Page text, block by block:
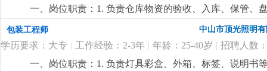
粉、喷漆、氧化、喷砂等表面处理。2. 熟悉外协加工流
成报价、对账、结算全流程，工作严谨细致，有团队合
驶。
一、岗位职责：1. 负责仓库物资的验收、入库、保管、
全。二、任职要求：1. 熟悉仓库收、发、存流程，有相
认真负责，能适应少量体力工作。薪资：5000-6000元/
包装工程师 中山市顶光照明
学历要求：大专 | 工作经验：2-3年 | 年龄：25-40岁 | 招聘人数
一、岗位职责：1. 负责灯具彩盒、外箱、标签、说明书